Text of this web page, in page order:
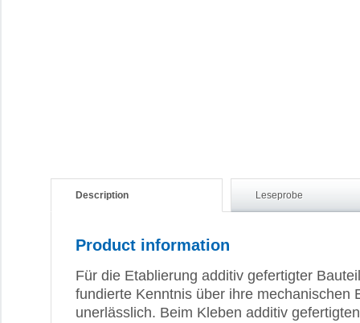
Description Leseprobe
Product information
Für die Etablierung additiv gefertigter
fundierte Kenntnis über ihre mechanischen
unerlässlich. Beim Kleben additiv